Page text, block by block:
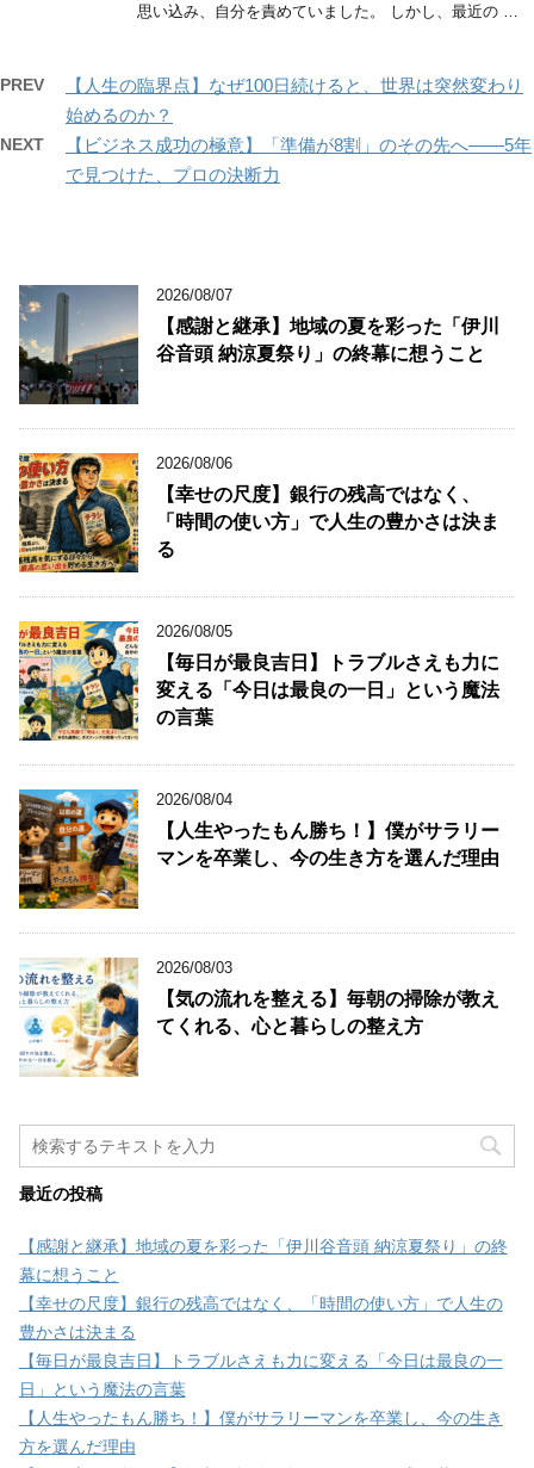
思い込み、自分を責めていました。 しかし、最近の …
PREV
【人生の臨界点】なぜ100日続けると、世界は突然変わり
始めるのか？
NEXT
【ビジネス成功の極意】「準備が8割」のその先へ――5年
で見つけた、プロの決断力
2026/08/07
【感謝と継承】地域の夏を彩った「伊川
谷音頭 納涼夏祭り」の終幕に想うこと
2026/08/06
【幸せの尺度】銀行の残高ではなく、
「時間の使い方」で人生の豊かさは決ま
る
2026/08/05
【毎日が最良吉日】トラブルさえも力に
変える「今日は最良の一日」という魔法
の言葉
2026/08/04
【人生やったもん勝ち！】僕がサラリー
マンを卒業し、今の生き方を選んだ理由
2026/08/03
【気の流れを整える】毎朝の掃除が教え
てくれる、心と暮らしの整え方
最近の投稿
【感謝と継承】地域の夏を彩った「伊川谷音頭 納涼夏祭り」の終
幕に想うこと
【幸せの尺度】銀行の残高ではなく、「時間の使い方」で人生の
豊かさは決まる
【毎日が最良吉日】トラブルさえも力に変える「今日は最良の一
日」という魔法の言葉
【人生やったもん勝ち！】僕がサラリーマンを卒業し、今の生き
方を選んだ理由